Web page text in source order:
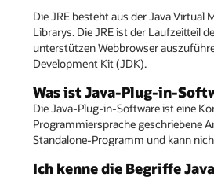
Die JRE besteht aus der Java
Librarys. Die JRE ist der Laufzeitteil
unterstützen Webbrowser
Development Kit (JDK).
Was ist Java-Plug-in-
Die Java-Plug-in-Software ist eine
Programmiersprache geschriebene
Standalone-Programm und kann
Ich kenne die Begriffe